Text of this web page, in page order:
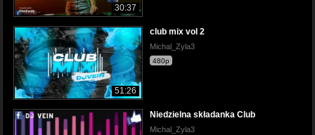
30:37
51:26
club mix vol 2
Michal_Zyla3
480p
Niedzielna składanka Club
Michal_Zyla3